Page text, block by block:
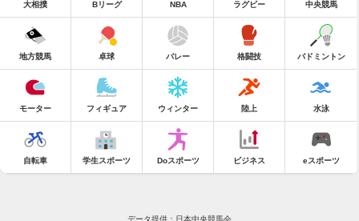
大相撲 Bリーグ NBA ラグビー 中央競馬
地方競馬 卓球 バレー 格闘技 バドミントン
モーター フィギュア ウィンター 陸上 水泳
自転車 学生スポーツ Doスポーツ ビジネス eスポーツ
データ提供：日本中央競馬会